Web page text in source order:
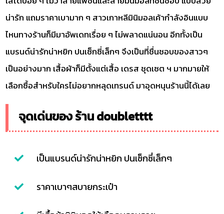
น่ารัก แถมราคาเบามาก ๆ สาวเกาหลีมินิมอลเค้ากำลังอินแบบ
ไหนทางร้านก็มีมาอัพเดทเรื่อย ๆ ไม่พลาดแน่นอน อีกทั้งเป็น
แบรนด์น่ารักน่าหยิก ปนเซ็กซี่เล็กๆ จึงเป็นที่ชื่นชอบของสาวๆ
เป็นอย่างมาก เสื้อผ้าก็มีตั้งแต่เสื้อ เดรส ชุดเซต ฯ มากมายให้
เลือกซื้อสำหรับใครไม่อยากหลุดเทรนด์ มาอุดหนุนร้านนี้ได้เลย
จุดเด่นของ ร้าน doubletttt
เป็นแบรนด์น่ารักน่าหยิก ปนเซ็กซี่เล็กๆ
ราคาเบาๆสบายกระเป๋า